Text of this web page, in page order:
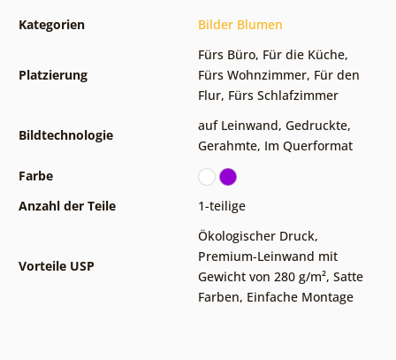
Kategorien Bilder Blumen
Platzierung
Fürs Büro, Für die Küche,
Fürs Wohnzimmer, Für den
Flur, Fürs Schlafzimmer
Bildtechnologie
auf Leinwand, Gedruckte,
Gerahmte, Im Querformat
Farbe
Anzahl der Teile
1-teilige
Vorteile USP
Ökologischer Druck,
Premium-Leinwand mit
Gewicht von 280 g/m², Satte
Farben, Einfache Montage